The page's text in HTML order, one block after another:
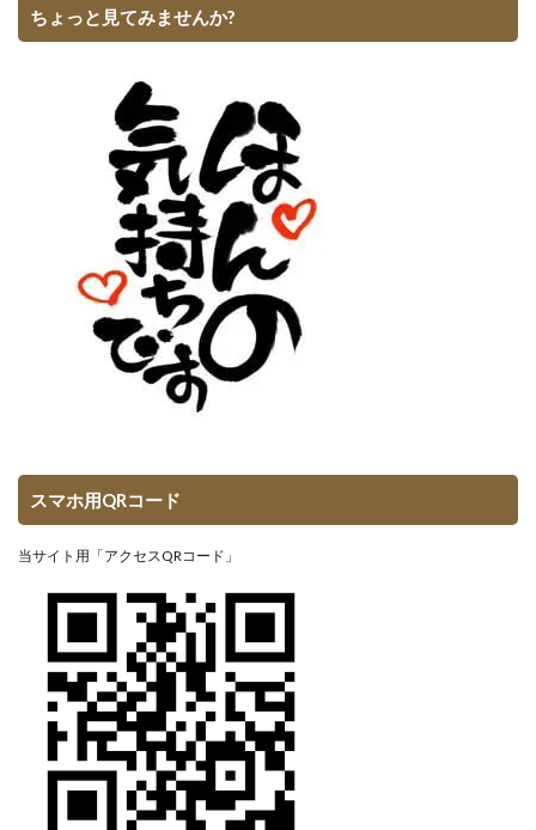
ちょっと見てみませんか?
スマホ用QRコード
当サイト用「アクセスQRコード」